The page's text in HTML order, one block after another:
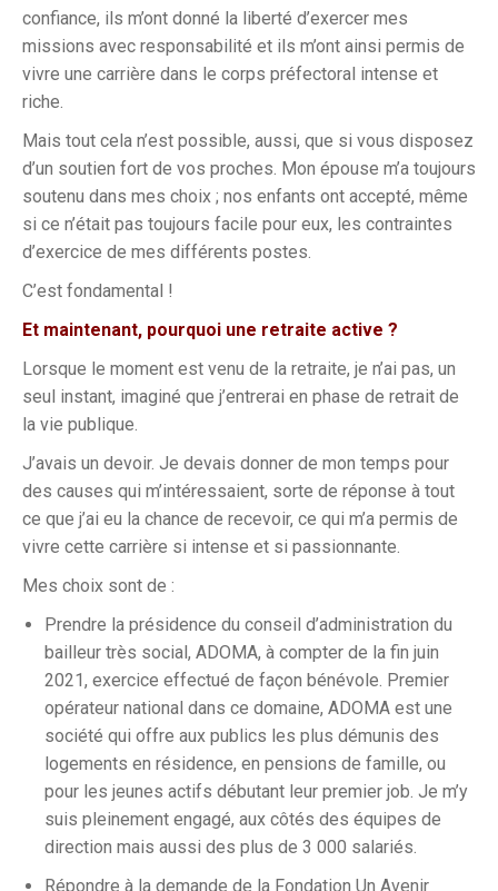
confiance, ils m’ont donné la liberté d’exercer mes
missions avec responsabilité et ils m’ont ainsi permis de
vivre une carrière dans le corps préfectoral intense et
riche.
Mais tout cela n’est possible, aussi, que si vous disposez
d’un soutien fort de vos proches. Mon épouse m’a toujours
soutenu dans mes choix ; nos enfants ont accepté, même
si ce n’était pas toujours facile pour eux, les contraintes
d’exercice de mes différents postes.
C’est fondamental !
Et maintenant, pourquoi une retraite active ?
Lorsque le moment est venu de la retraite, je n’ai pas, un
seul instant, imaginé que j’entrerai en phase de retrait de
la vie publique.
J’avais un devoir. Je devais donner de mon temps pour
des causes qui m’intéressaient, sorte de réponse à tout
ce que j’ai eu la chance de recevoir, ce qui m’a permis de
vivre cette carrière si intense et si passionnante.
Mes choix sont de :
Prendre la présidence du conseil d’administration du
bailleur très social, ADOMA, à compter de la fin juin
2021, exercice effectué de façon bénévole. Premier
opérateur national dans ce domaine, ADOMA est une
société qui offre aux publics les plus démunis des
logements en résidence, en pensions de famille, ou
pour les jeunes actifs débutant leur premier job. Je m’y
suis pleinement engagé, aux côtés des équipes de
direction mais aussi des plus de 3 000 salariés.
Répondre à la demande de la Fondation Un Avenir